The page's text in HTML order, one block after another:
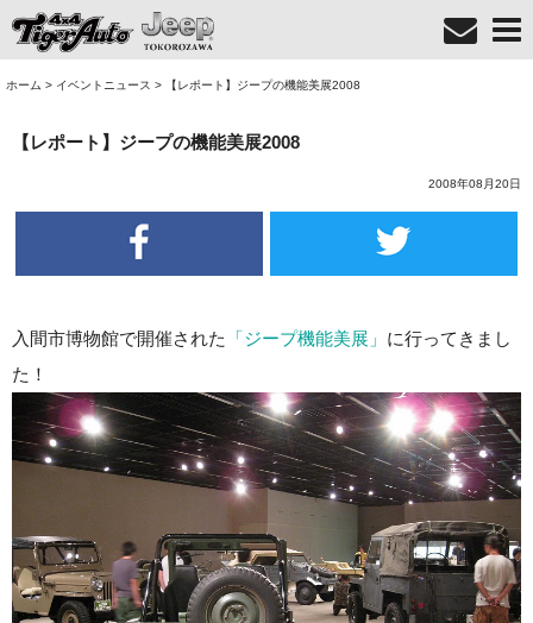
ホーム > イベントニュース > 【レポート】ジープの機能美展2008
【レポート】ジープの機能美展2008
2008年08月20日
入間市博物館で開催された 「ジープ機能美展」 に行ってきまし
た！